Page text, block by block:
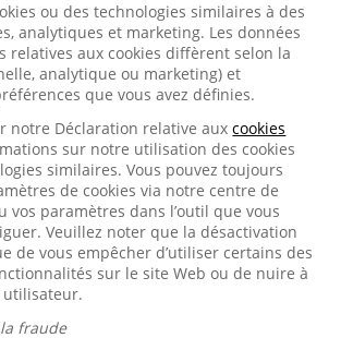
ou des technologies similaires à des
analytiques et marketing. Les données
relatives aux cookies diffèrent selon la
analytique ou marketing) et
que vous avez définies.
notre Déclaration relative auxcookies
sur notre utilisation des cookies
similaires. Vous pouvez toujours
de cookies via notre centre de
vos paramètres dans l’outil que vous
Veuillez noter que la désactivation
de vous empêcher d’utiliser certains des
sur le site Web ou de nuire à
utilisateur.
fraude